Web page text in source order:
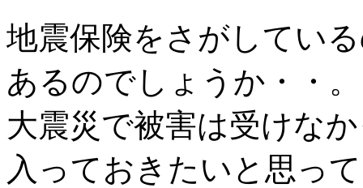
地震保険をさがしてい
あるのでしょうか・・。
大震災で被害は受けな
入っておきたいと思っ